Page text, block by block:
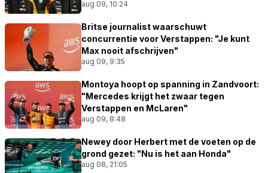
aug 09, 10:24
Britse journalist waarschuwt
concurrentie voor Verstappen: "Je kunt
Max nooit afschrijven"
aug 09, 9:35
Montoya hoopt op spanning in Zandvoort:
"Mercedes krijgt het zwaar tegen
Verstappen en McLaren"
aug 09, 8:48
Newey door Herbert met de voeten op de
grond gezet: "Nu is het aan Honda"
aug 08, 21:05